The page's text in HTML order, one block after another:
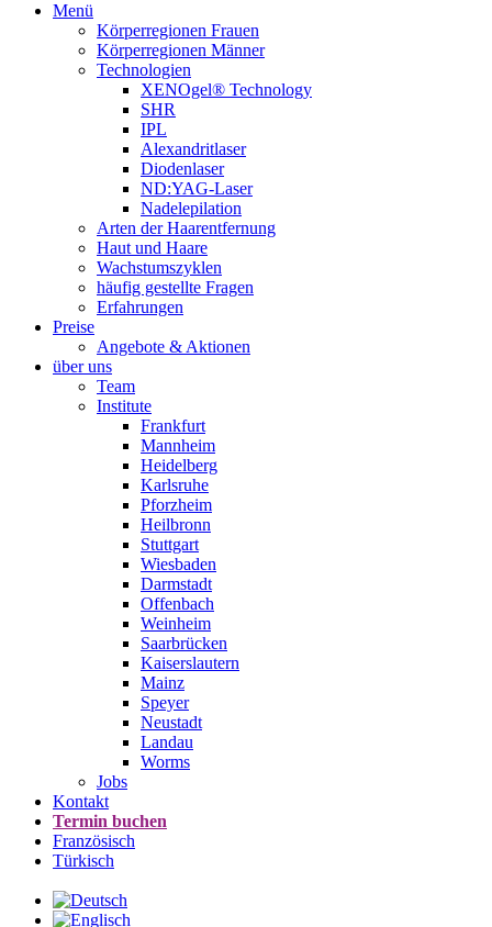
Menü
Körperregionen Frauen
Körperregionen Männer
Technologien
XENOgel® Technology
SHR
IPL
Alexandritlaser
Diodenlaser
ND:YAG-Laser
Nadelepilation
Arten der Haarentfernung
Haut und Haare
Wachstumszyklen
häufig gestellte Fragen
Erfahrungen
Preise
Angebote & Aktionen
über uns
Team
Institute
Frankfurt
Mannheim
Heidelberg
Karlsruhe
Pforzheim
Heilbronn
Stuttgart
Wiesbaden
Darmstadt
Offenbach
Weinheim
Saarbrücken
Kaiserslautern
Mainz
Speyer
Neustadt
Landau
Worms
Jobs
Kontakt
Termin buchen
Französisch
Türkisch